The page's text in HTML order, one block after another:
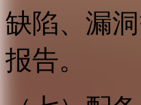
缺陷、漏
报告。